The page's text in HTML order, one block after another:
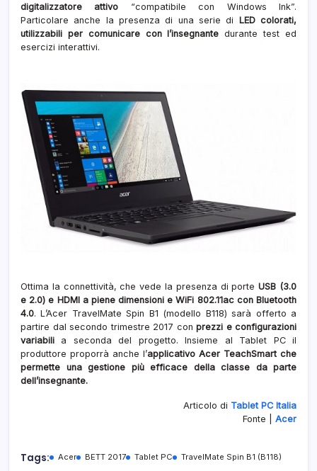
digitalizzatore attivo “compatibile con Windows Ink”.
Particolare anche la presenza di una serie di LED colorati,
utilizzabili per comunicare con l’insegnante durante test ed
esercizi interattivi.
Ottima la connettività, che vede la presenza di porteUSB (3.0
e 2.0) e HDMI a piene dimensioni e WiFi 802.11ac con Bluetooth
4.0. L’Acer TravelMate Spin B1 (modello B118) sarà offerto a
partire dal secondo trimestre 2017 con prezzi e configurazioni
variabili a seconda del progetto. Insieme al Tablet PC il
produttore proporrà anche l’applicativo Acer TeachSmart che
permette una gestione più efficace della classe da parte
dell’insegnante.
Articolo di Tablet PC Italia
Fonte | Acer
Tags: Acer BETT 2017 Tablet PC TravelMate Spin B1 (B118)